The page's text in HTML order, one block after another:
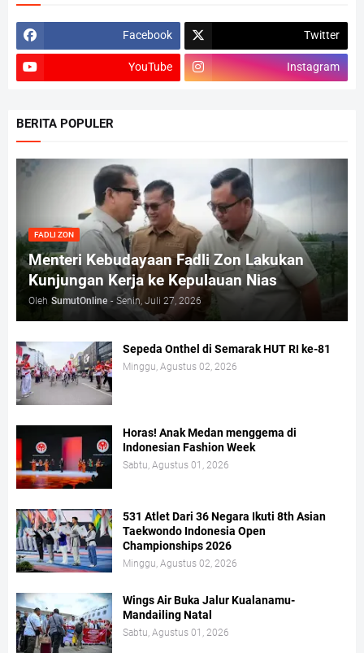
Facebook Twitter
YouTube Instagram
BERITA POPULER
FADLI ZON
Menteri Kebudayaan Fadli Zon Lakukan
Kunjungan Kerja ke Kepulauan Nias
Oleh SumutOnline - Senin, Juli 27, 2026
Sepeda Onthel di Semarak HUT RI ke-81
Minggu, Agustus 02, 2026
Horas! Anak Medan menggema di
Indonesian Fashion Week
Sabtu, Agustus 01, 2026
531 Atlet Dari 36 Negara Ikuti 8th Asian
Taekwondo Indonesia Open
Championships 2026
Minggu, Agustus 02, 2026
Wings Air Buka Jalur Kualanamu-
Mandailing Natal
Sabtu, Agustus 01, 2026